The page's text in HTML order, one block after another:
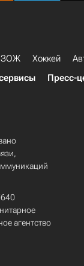
ЗОЖ Хоккей
Пресс-
агентство